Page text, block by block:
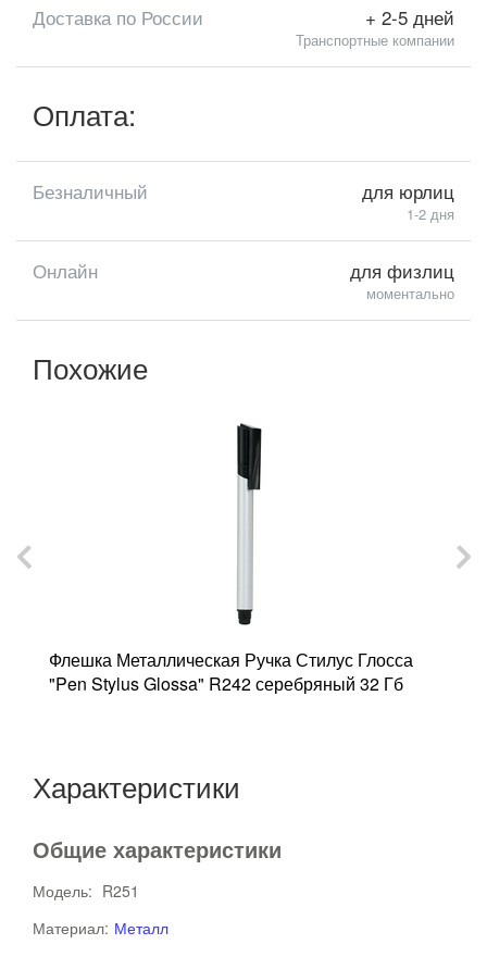
Доставка по России + 2-5 дней
Транспортные компании
Оплата:
Безналичный для юрлиц
1-2 дня
Онлайн для физлиц
моментально
Похожие
Флешка Металлическая Ручка Стилус Глосса
"Pen Stylus Glossa" R242 серебряный 32 Гб
Характеристики
Общие характеристики
Модель: R251
Материал: Металл